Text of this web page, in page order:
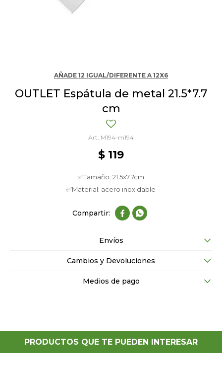
AÑADE 12 IGUAL/DIFERENTE A 12X6
OUTLET Espátula de metal 21.5*7.7
cm
M194-m194
$ 119
✅Tamaño: 21.5x7.7cm
✅Material: acero inoxidable
 
Envíos
Cambios y Devoluciones
Medios de pago
PRODUCTOS QUE TE PUEDEN INTERESAR